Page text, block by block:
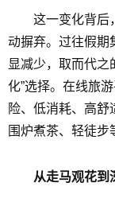
这一变化背后
动摒弃。过往假期
显减少，取而代之
化”选择。在线旅
险、低消耗、高舒
围炉煮茶、轻徒步
从走马观花到